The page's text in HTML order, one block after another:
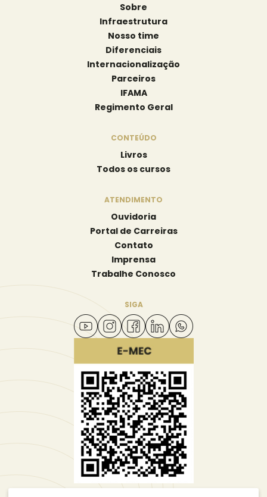
Sobre
Infraestrutura
Nosso time
Diferenciais
Internacionalização
Parceiros
IFAMA
Regimento Geral
CONTEÚDO
Livros
Todos os cursos
ATENDIMENTO
Ouvidoria
Portal de Carreiras
Contato
Imprensa
Trabalhe Conosco
SIGA